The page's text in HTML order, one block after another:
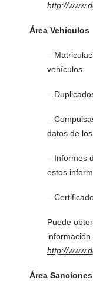
http://
Área Vehículos
–
vehículos
–
–
datos de
– Informes
estos
–
Puede
http://
Área